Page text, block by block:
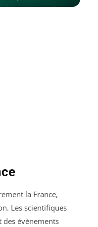
la France,
Les scientifiques
évènements